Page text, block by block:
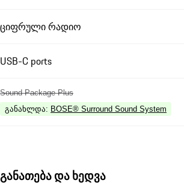
ციფრული რადიო
USB-C ports
Sound Package Plus
განახლდა: BOSE® Surround Sound System
განათება და ხედვა